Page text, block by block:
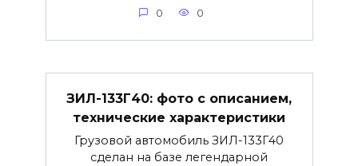
0 0
ЗИЛ-133Г40: фото с описанием,
технические характеристики
Грузовой автомобиль ЗИЛ-133Г40
сделан на базе легендарной